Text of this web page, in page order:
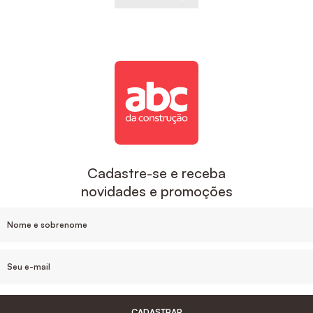
Cadastre-se e receba
novidades e promoções